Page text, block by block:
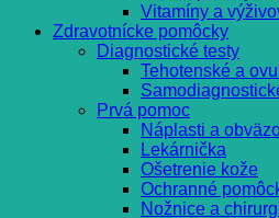
Vitamíny a
Zdravotnícke pomôcky
Diagnostické testy
Tehotenské a
Prvá pomoc
Náplasti a
Lekárnička
Ošetrenie kože
Ochranné
Nožnice a